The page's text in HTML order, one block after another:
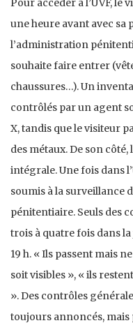
une heure avant avec sa
l’administration
souhaite faire entrer
chaussures…). Un
contrôlés par un agent
X, tandis que le visiteur
des métaux. De son
intégrale. Une fois dans
soumis à la surveillance
pénitentiaire. Seuls des
trois à quatre fois dans
19 h. « Ils passent mais
soit visibles », « ils
». Des contrôles
toujours annoncés,